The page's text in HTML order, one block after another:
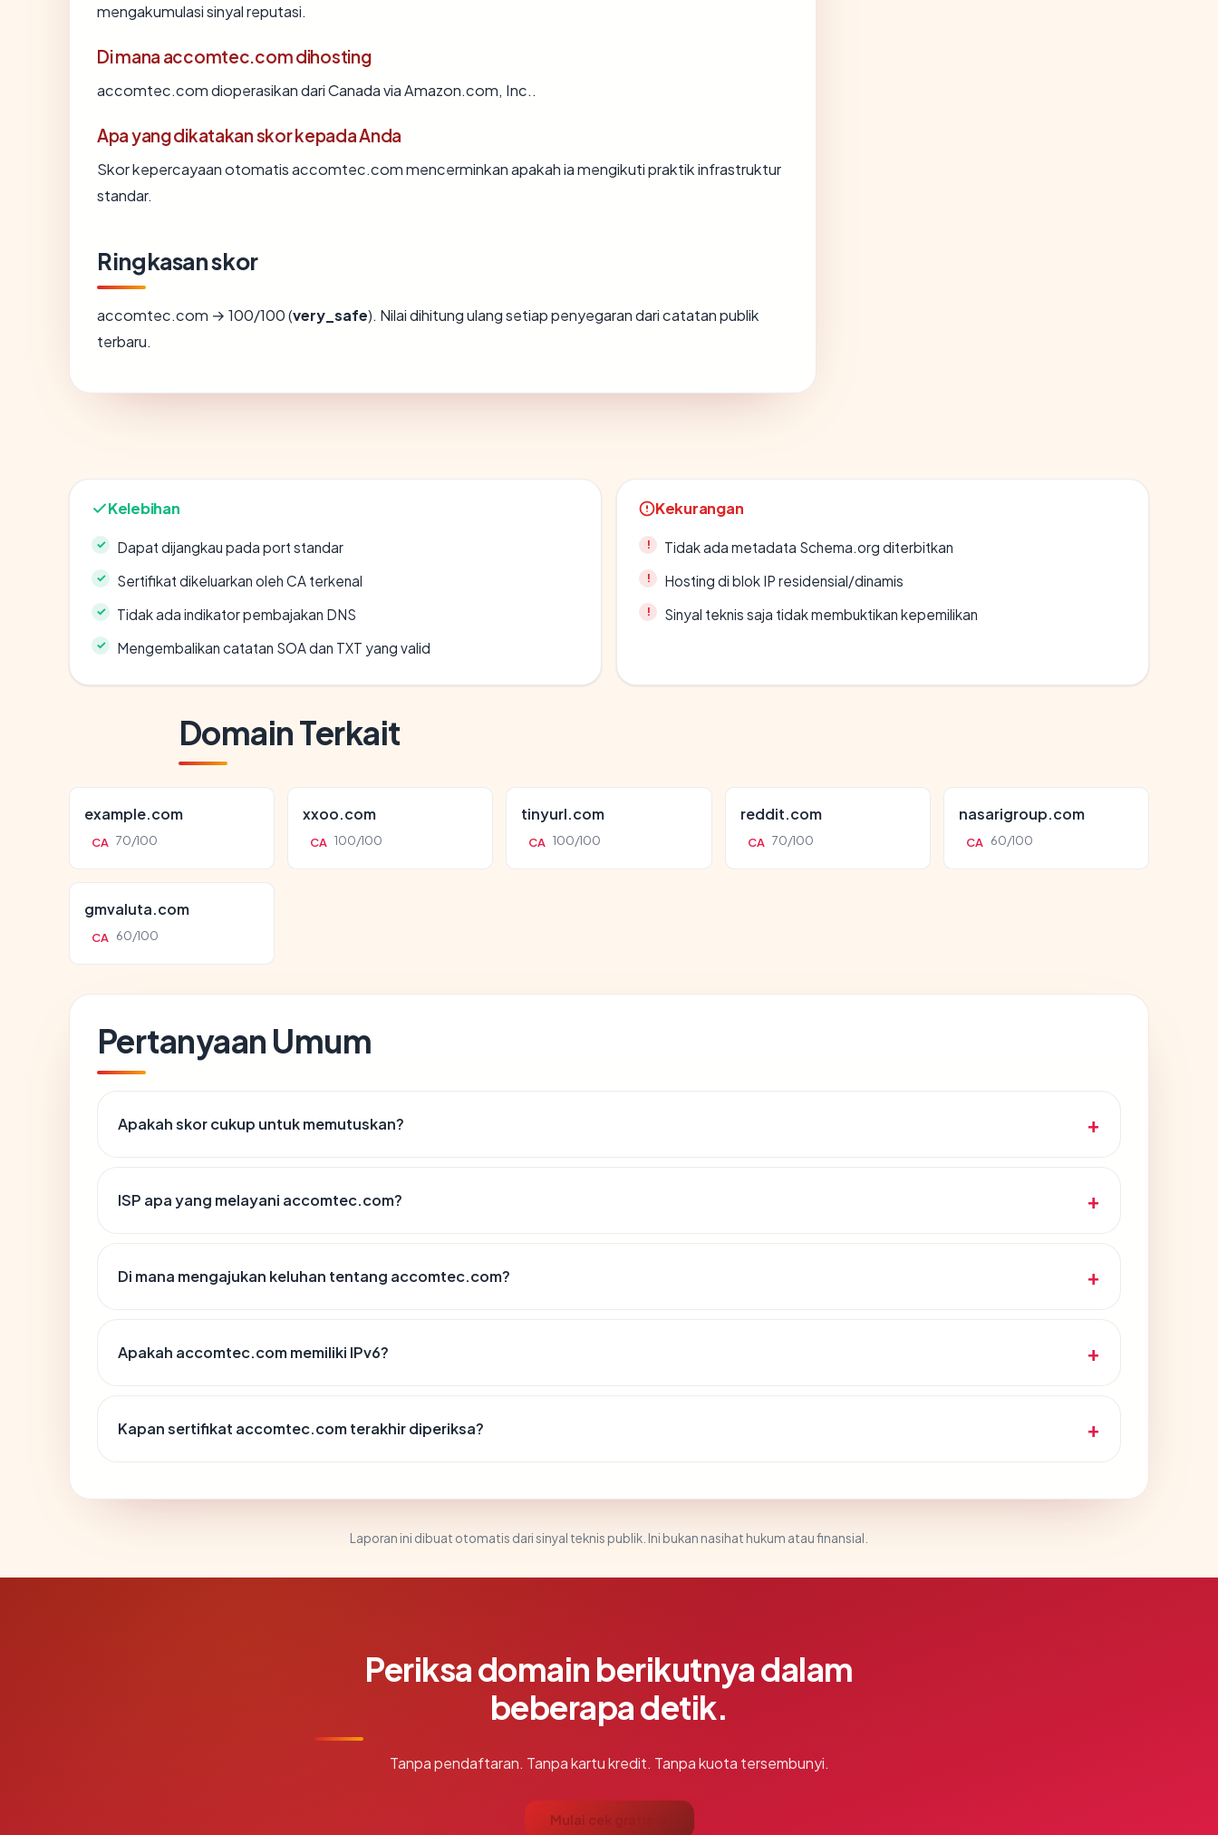
mengakumulasi sinyal reputasi.
Di mana accomtec.com dihosting
accomtec.com dioperasikan dari Canada via Amazon.com, Inc..
Apa yang dikatakan skor kepada Anda
Skor kepercayaan otomatis accomtec.com mencerminkan apakah ia mengikuti praktik infrastruktur
standar.
Ringkasan skor
accomtec.com → 100/100 (very_safe). Nilai dihitung ulang setiap penyegaran dari catatan publik
terbaru.
Kelebihan
Dapat dijangkau pada port standar
Sertifikat dikeluarkan oleh CA terkenal
Tidak ada indikator pembajakan DNS
Mengembalikan catatan SOA dan TXT yang valid
Kekurangan
Tidak ada metadata Schema.org diterbitkan
Hosting di blok IP residensial/dinamis
Sinyal teknis saja tidak membuktikan kepemilikan
Domain Terkait
example.com
CA 70/100
xxoo.com
CA 100/100
tinyurl.com
CA 100/100
reddit.com
CA 70/100
nasarigroup.com
CA 60/100
gmvaluta.com
CA 60/100
Pertanyaan Umum
Apakah skor cukup untuk memutuskan?
ISP apa yang melayani accomtec.com?
Di mana mengajukan keluhan tentang accomtec.com?
Apakah accomtec.com memiliki IPv6?
Kapan sertifikat accomtec.com terakhir diperiksa?
Laporan ini dibuat otomatis dari sinyal teknis publik. Ini bukan nasihat hukum atau finansial.
Periksa domain berikutnya dalam
beberapa detik.
Tanpa pendaftaran. Tanpa kartu kredit. Tanpa kuota tersembunyi.
Mulai cek gratis →